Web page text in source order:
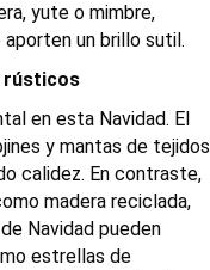
yute o mimbre,
un brillo sutil.
rústicos
en esta Navidad. El
y mantas de tejidos
calidez. En contraste,
madera reciclada,
Navidad pueden
estrellas de